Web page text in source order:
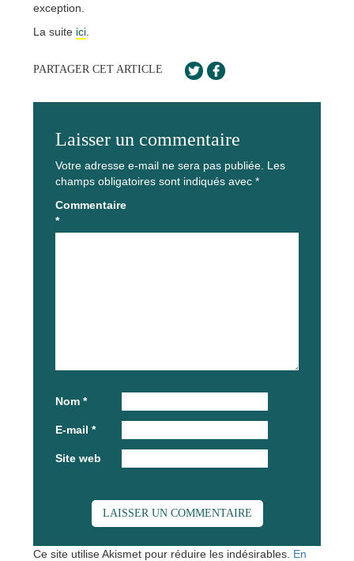
exception.
La suite ici
PARTAGER CET ARTICLE
Laisser un commentaire
Votre adresse e-mail ne sera pas publiée. Les
champs obligatoires sont indiqués avec *
Commentaire
*
Nom *
E-mail *
Site web
Ce site utilise Akismet pour réduire les indésirables. En